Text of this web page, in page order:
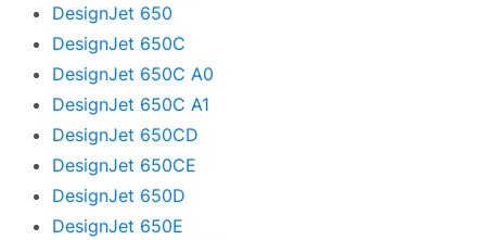
DesignJet 650
DesignJet 650C
DesignJet 650C A0
DesignJet 650C A1
DesignJet 650CD
DesignJet 650CE
DesignJet 650D
DesignJet 650E